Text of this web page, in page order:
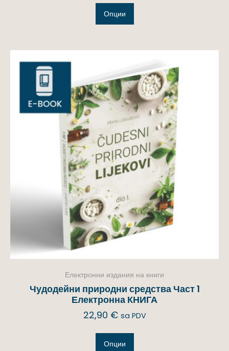
Опции
Електронни издания на книги
Чудодейни природни средства Част 1
Електронна КНИГА
22,90 € sa PDV
Опции